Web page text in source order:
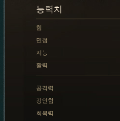
능력치
힘
민첩
지능
활력
공격력
강인함
회복력